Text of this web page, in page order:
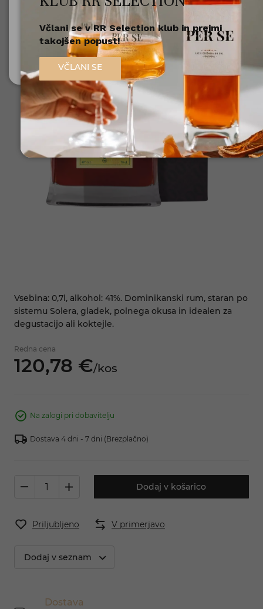
Vsebina: 0,7l, alkohol: 41%. Dominikanski rum, staran po
sistemu Solera, gladek, polnega okusa in idealen za
degustacijo ali koktejle.
Redna cena
120,78 €/kos
Na zalogi pri dobavitelju
Dostava 4 dni - 7 dni (Brezplačno)
Dodaj v košarico
Priljubljeno V primerjavo
Dodaj v seznam
Dostava
Nisem polnoleten
Sem polnoleten (18+)
Včlani se v RR Selection klub in prejmi
takojšen popust!
VČLANI SE